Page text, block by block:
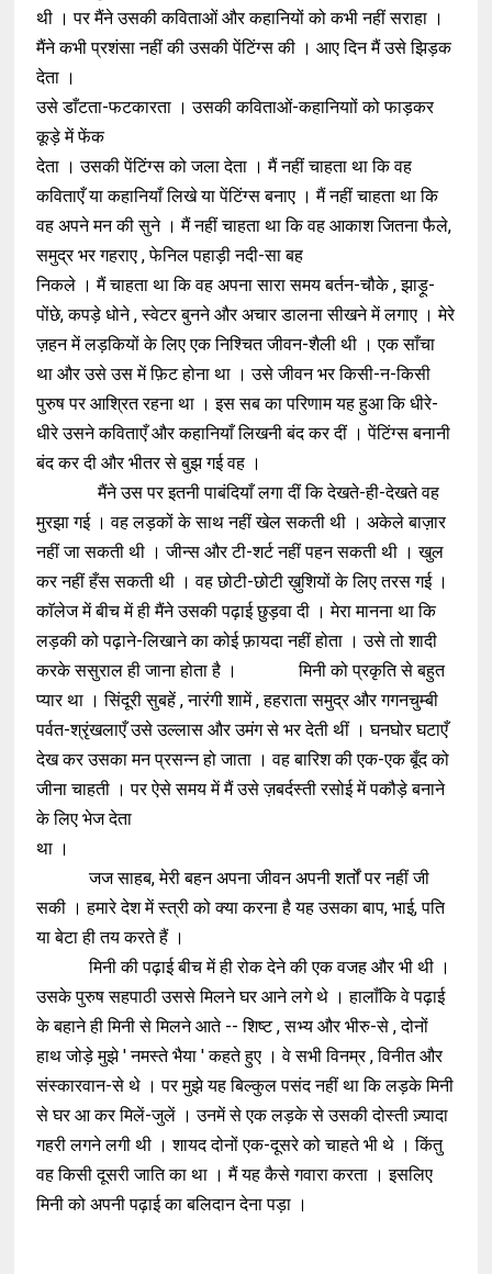
थी । पर मैंने उसकी कविताओं और कहानियों को कभी नहीं सराहा ।
मैंने कभी प्रशंसा नहीं की उसकी पेंटिंग्स की । आए दिन मैं उसे झिड़क
देता ।
उसे डाँटता-फटकारता । उसकी कविताओं-कहानियाों को फाड़कर
कूड़े में फेंक
देता । उसकी पेंटिंग्स को जला देता । मैं नहीं चाहता था कि वह
कविताएँ या कहानियाँ लिखे या पेंटिंग्स बनाए । मैं नहीं चाहता था कि
वह अपने मन की सुने । मैं नहीं चाहता था कि वह आकाश जितना फैले,
समुद्र भर गहराए , फेनिल पहाड़ी नदी-सा बह
निकले । मैं चाहता था कि वह अपना सारा समय बर्तन-चौके , झाड़ू-
पोंछे, कपड़े धोने , स्वेटर बुनने और अचार डालना सीखने में लगाए । मेरे
ज़हन में लड़कियों के लिए एक निश्चित जीवन-शैली थी । एक साँचा
था और उसे उस में फ़िट होना था । उसे जीवन भर किसी-न-किसी
पुरुष पर आश्रित रहना था । इस सब का परिणाम यह हुआ कि धीरे-
धीरे उसने कविताएँ और कहानियाँ लिखनी बंद कर दीं । पेंटिंग्स बनानी
बंद कर दी और भीतर से बुझ गई वह ।
मैंने उस पर इतनी पाबंदियाँ लगा दीं कि देखते-ही-देखते वह
मुरझा गई । वह लड़कों के साथ नहीं खेल सकती थी । अकेले बाज़ार
नहीं जा सकती थी । जीन्स और टी-शर्ट नहीं पहन सकती थी । खुल
कर नहीं हँस सकती थी । वह छोटी-छोटी ख़ुशियों के लिए तरस गई ।
काॅलेज में बीच में ही मैंने उसकी पढ़ाई छुड़वा दी । मेरा मानना था कि
लड़की को पढ़ाने-लिखाने का कोई फ़ायदा नहीं होता । उसे तो शादी
करके ससुराल ही जाना होता है । मिनी को प्रकृति से बहुत
प्यार था । सिंदूरी सुबहें , नारंगी शामें , हहराता समुद्र और गगनचुम्बी
पर्वत-श्रृंखलाएँ उसे उल्लास और उमंग से भर देती थीं । घनघोर घटाएँ
देख कर उसका मन प्रसन्न हो जाता । वह बारिश की एक-एक बूँद को
जीना चाहती । पर ऐसे समय में मैं उसे ज़बर्दस्ती रसोई में पकौड़े बनाने
के लिए भेज देता
था ।
जज साहब, मेरी बहन अपना जीवन अपनी शर्तों पर नहीं जी
सकी । हमारे देश में स्त्री को क्या करना है यह उसका बाप, भाई, पति
या बेटा ही तय करते हैं ।
मिनी की पढ़ाई बीच में ही रोक देने की एक वजह और भी थी ।
उसके पुरुष सहपाठी उससे मिलने घर आने लगे थे । हालाँकि वे पढ़ाई
के बहाने ही मिनी से मिलने आते -- शिष्ट , सभ्य और भीरु-से , दोनों
हाथ जोड़े मुझे ' नमस्ते भैया ' कहते हुए । वे सभी विनम्र , विनीत और
संस्कारवान-से थे । पर मुझे यह बिल्कुल पसंद नहीं था कि लड़के मिनी
से घर आ कर मिलें-जुलें । उनमें से एक लड़के से उसकी दोस्ती ज़्यादा
गहरी लगने लगी थी । शायद दोनों एक-दूसरे को चाहते भी थे । किंतु
वह किसी दूसरी जाति का था । मैं यह कैसे गवारा करता । इसलिए
मिनी को अपनी पढ़ाई का बलिदान देना पड़ा ।